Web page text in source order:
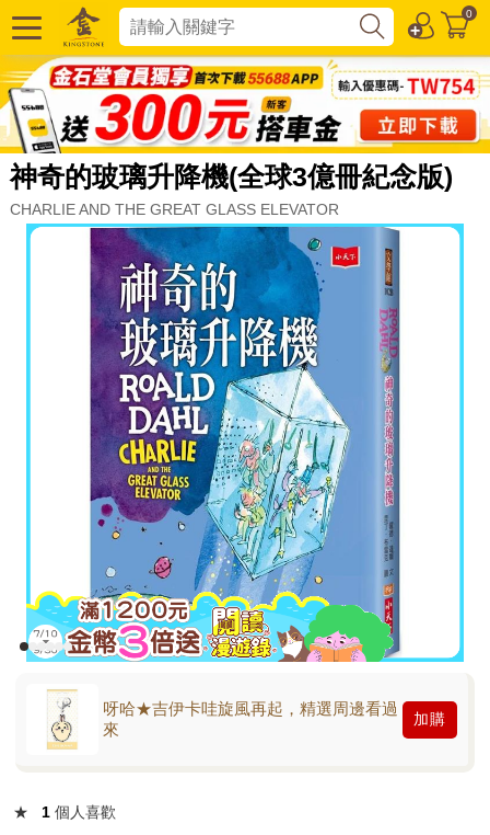
0
神奇的玻璃升降機(全球3億冊紀念版)
CHARLIE AND THE GREAT GLASS ELEVATOR
呀哈★吉伊卡哇旋風再起，精選周邊看過
來
加購
★ 1 個人喜歡